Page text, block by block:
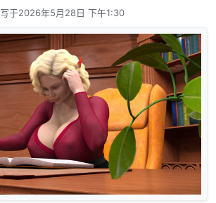
写于2026年5月28日 下午1:30
最后由 编辑